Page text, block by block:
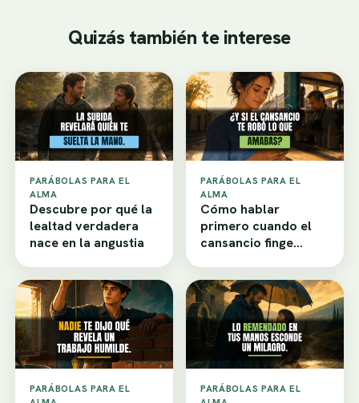
Quizás también te interese
PARÁBOLAS PARA EL
ALMA
Descubre por qué la
lealtad verdadera
nace en la angustia
PARÁBOLAS PARA EL
ALMA
Cómo hablar
primero cuando el
cansancio finge
PARÁBOLAS PARA EL
PARÁBOLAS PARA EL